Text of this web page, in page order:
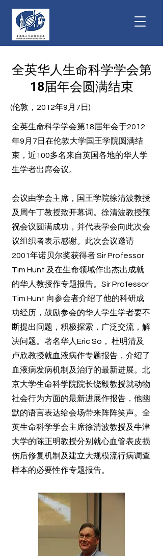
全英华人生命科学学会第
18届年会圆满结束
(伦敦，2012年9月7日)
全英生命科学学会第18届年会于2012
年9月7日在伦敦大学国王学院圆满结
束，近100多名来自英国各地的华人学
生学者出席会议。
会议由学会主席，国王学院徐清波教授
及周午丁教授致开幕词。徐清波教授预
祝会议圆满成功，并代表学会向此次会
议组织者表示感谢。此次会议邀请
2001年诺贝尔奖获得者 Sir Professor
Tim Hunt 及在生命领域作出杰出成就
的华人教授作专题报告。Sir Professor
Tim Hunt 向参会者介绍了他的科研成
功经历，鼓励参会的华人学生学者要不
断提出问题，积极探索，广泛交流，解
决问题。著名华人Eric So， 杜明清及
卢欣教授就血液病作专题报告，介绍了
血液病发病机制及治疗的最新进展。北
京大学生命科学院院长饶毅教授就动物
社会行为方面的最新进展作报告，他幽
默的语言表达给会场带来阵阵笑声。全
英生命科学学会主席徐清波教授及牛津
大学的陈正明教授分别就心血管表皮损
伤后修复机制及建立大规模流行病调查
样本的必要性作专题报告。